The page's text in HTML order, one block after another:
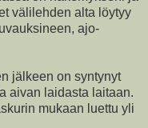
välilehden alta löytyy
ajo-
jälkeen on syntynyt
aivan laidasta laitaan.
mukaan luettu yli